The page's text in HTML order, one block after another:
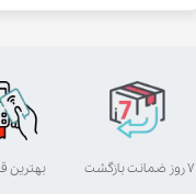
بهترین ۷ روز ضمانت بازگشت